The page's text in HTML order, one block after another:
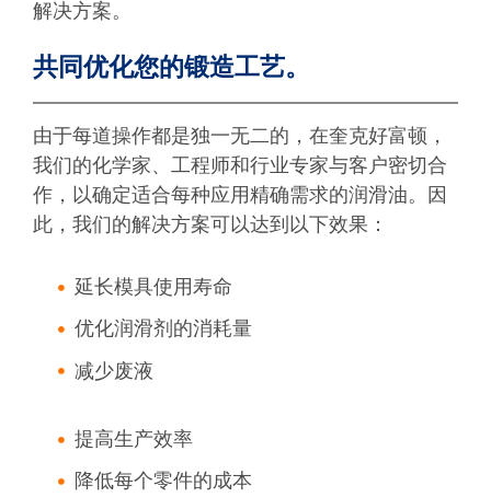
解决方案。
共同优化您的锻造工艺。
由于每道操作都是独一无二的，在奎克好富顿，
我们的化学家、工程师和行业专家与客户密切合
作，以确定适合每种应用精确需求的润滑油。因
此，我们的解决方案可以达到以下效果：
延长模具使用寿命
优化润滑剂的消耗量
减少废液
提高生产效率
降低每个零件的成本